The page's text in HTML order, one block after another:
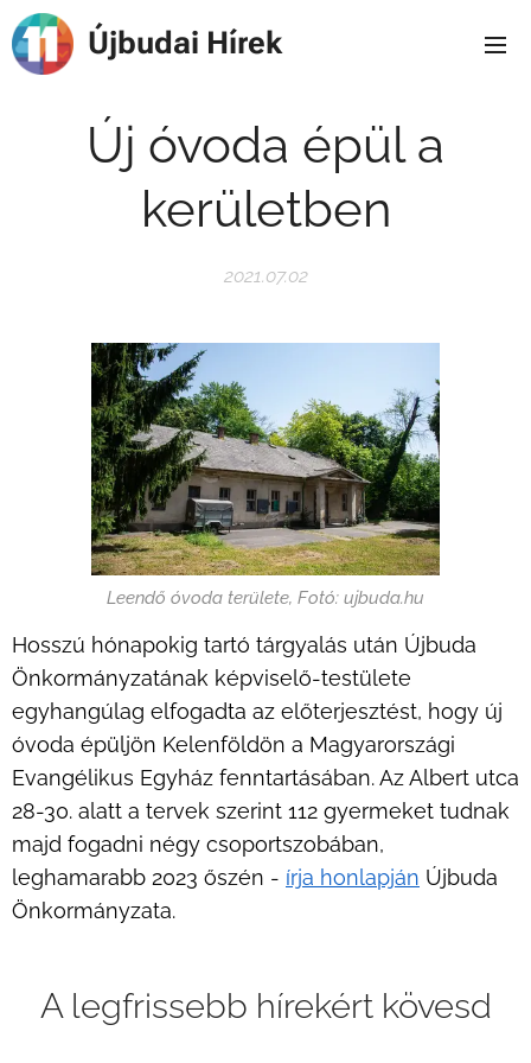
Újbudai Hírek
Új óvoda épül a
kerületben
2021.07.02
Leendő óvoda területe, Fotó: ujbuda.hu
Hosszú hónapokig tartó tárgyalás után Újbuda
Önkormányzatának képviselő-testülete
egyhangúlag elfogadta az előterjesztést, hogy új
óvoda épüljön Kelenföldön a Magyarországi
Evangélikus Egyház fenntartásában. Az Albert utca
28-30. alatt a tervek szerint 112 gyermeket tudnak
majd fogadni négy csoportszobában,
leghamarabb 2023 őszén - írja honlapján Újbuda
Önkormányzata.
A legfrissebb hírekért kövesd
2025.01.08 2025.01.04
Gjonnak